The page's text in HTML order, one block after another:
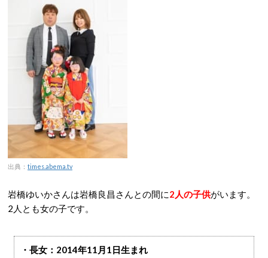
出典： times.abema.tv
岩橋ゆいかさんは岩橋良昌さんとの間に2人の子供がいます。
2人とも女の子です。
・長女：2014年11月1日生まれ